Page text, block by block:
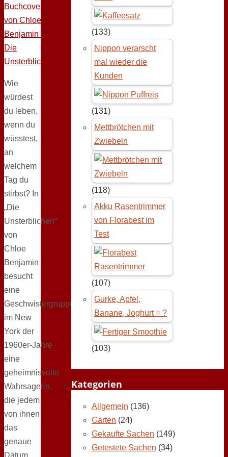
Wie
würdest
du leben,
wenn du
wüsstest,
an
welchem
Tag du
stirbst? In
„Die
Unsterblichen“
von
Chloe
Benjamin
besucht
eine
Geschwistergruppe
im New
York der
1960er‑Jahre
eine
geheimnisvolle
Wahrsagerin,
die jedem
von ihnen
das
genaue
Datum
(133)
Nippon verarscht
mal wieder die
Kunden
(131)
Mettbrötchen mit
Zwiebeln
(118)
Akku Rasentrimmer
von Florabest im
Test
(107)
Gurke, Apfel,
Banane, Joghurt = ?
(103)
Kategorien
Allgemein (136)
Garten (24)
Gekaufte Sachen (149)
Getestete Sachen (34)